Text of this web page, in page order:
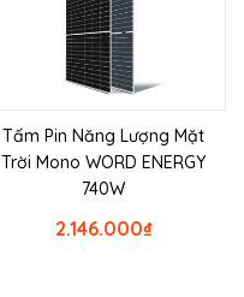
Tấm Pin Năng Lượng Mặt
Trời Mono WORD ENERGY
740W
₫
2.146.000